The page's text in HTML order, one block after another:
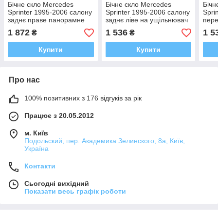
Бічне скло Mercedes
Sprinter 1995-2006 салону
заднє праве панорамне
коротка база
1 872 ₴
Купити
Бічне скло Mercedes
Sprinter 1995-2006 салону
заднє ліве на ущільнювач
коротка база
1 536₴
Купити
1
Про нас
100% позитивних з 176 відгуків за рік
Працює з 20.05.2012
м. Київ
Подольский, пер. Академика Зелинского, 8а, Київ,
Україна
Контакти
Сьогодні вихідний
Показати весь графік роботи